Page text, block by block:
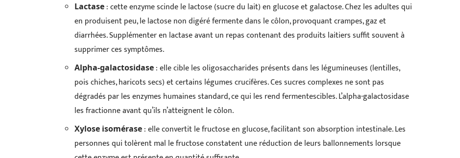
Lactase : cette enzyme scinde le lactose (sucre du lait) en glucose et galactose. Chez les adultes qui
en produisent peu, le lactose non digéré fermente dans le côlon, provoquant crampes, gaz et
diarrhées. Supplémenter en lactase avant un repas contenant des produits laitiers suffit souvent à
supprimer ces symptômes.
Alpha-galactosidase : elle cible les oligosaccharides présents dans les légumineuses (lentilles,
pois chiches, haricots secs) et certains légumes crucifères. Ces sucres complexes ne sont pas
dégradés par les enzymes humaines standard, ce qui les rend fermentescibles. L’alpha-galactosidase
les fractionne avant qu’ils n’atteignent le côlon.
Xylose isomérase : elle convertit le fructose en glucose, facilitant son absorption intestinale. Les
personnes qui tolèrent mal le fructose constatent une réduction de leurs ballonnements lorsque